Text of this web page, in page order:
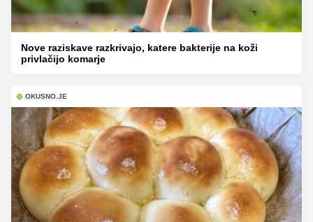
Nove raziskave razkrivajo, katere bakterije na koži
privlačijo komarje
OKUSNO.JE